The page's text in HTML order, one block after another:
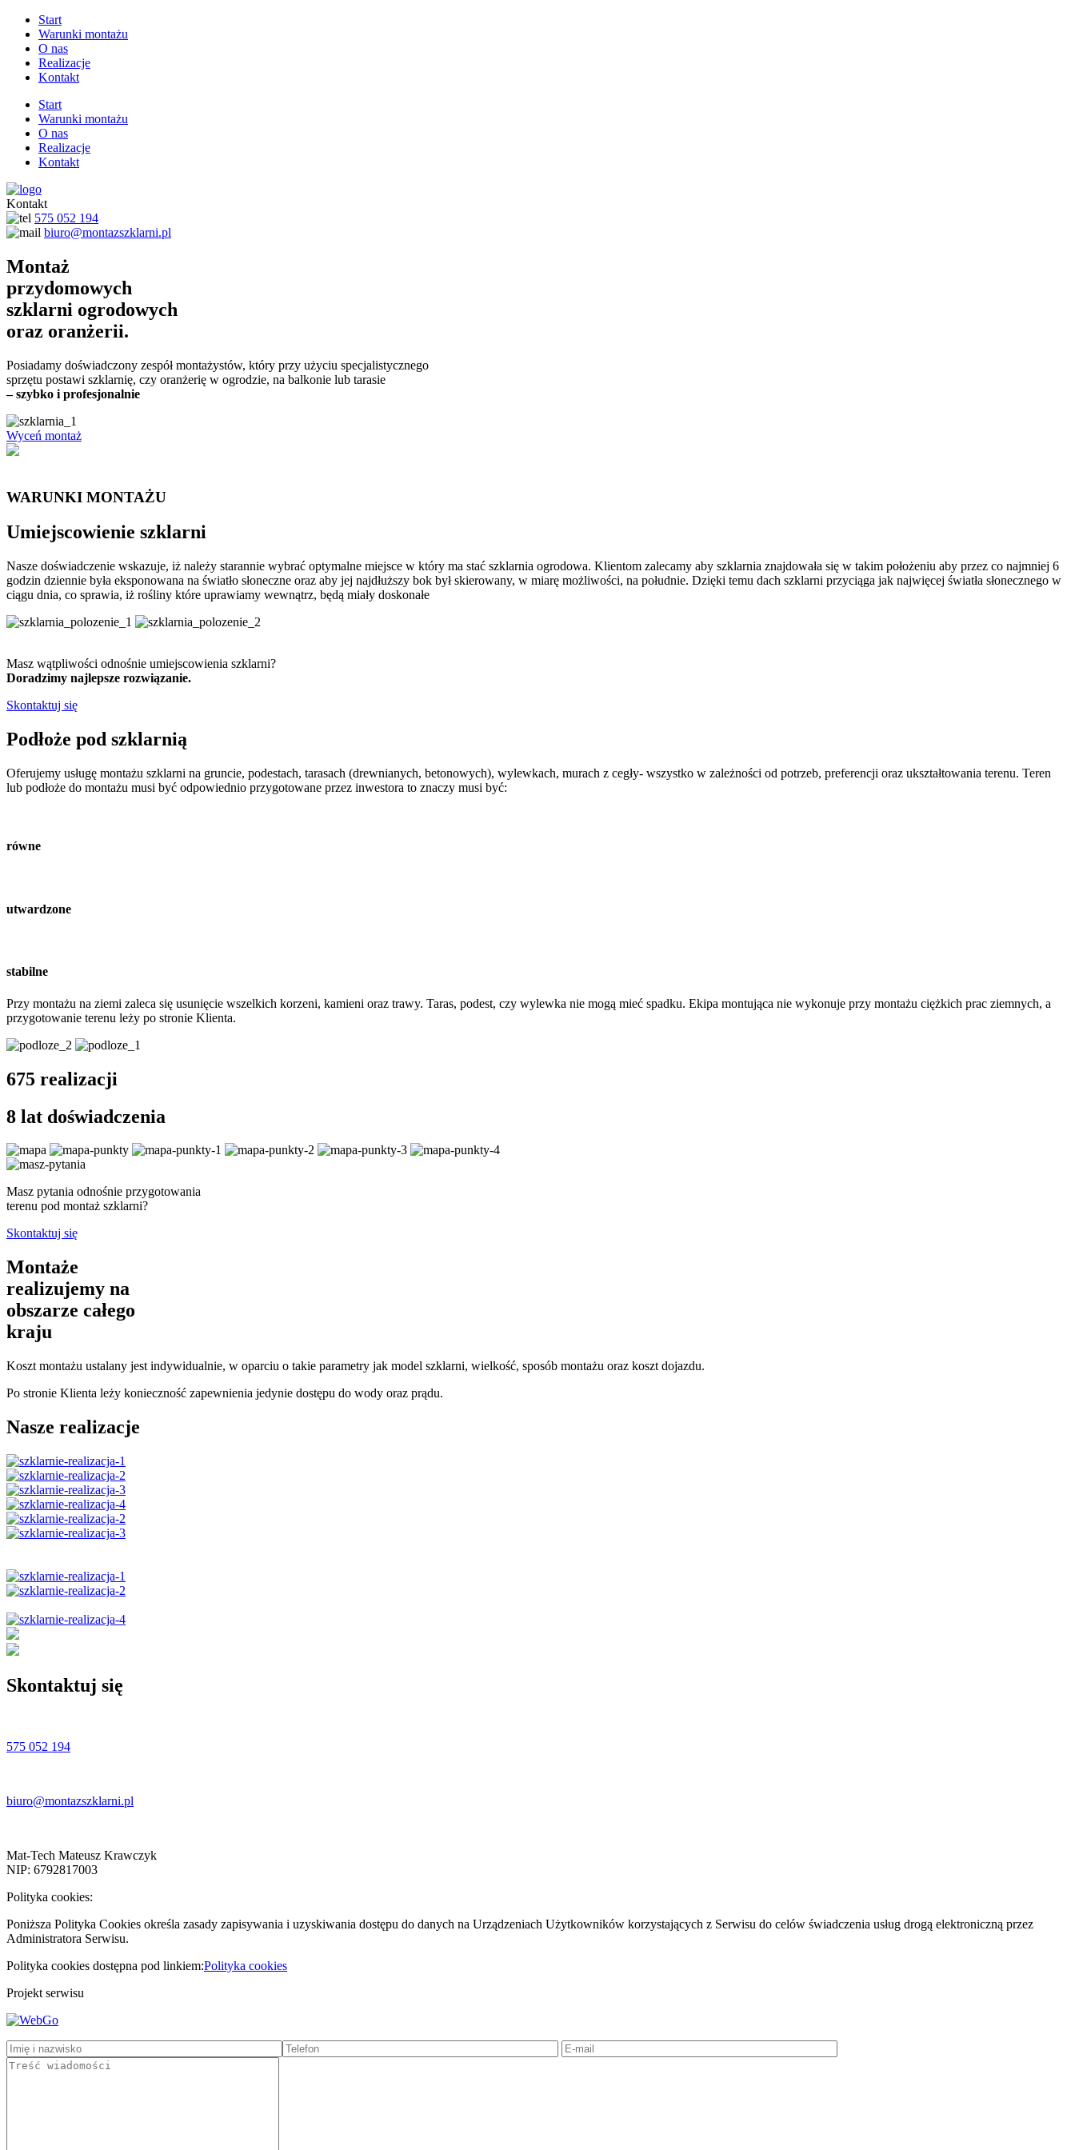
Start
Warunki montażu
O nas
Realizacje
Kontakt
Start
Warunki montażu
O nas
Realizacje
Kontakt
Kontakt
575 052 194
biuro@montazszklarni.pl
Montaż
przydomowych
szklarni ogrodowych
oraz oranżerii.
Posiadamy doświadczony zespół montażystów, który przy użyciu specjalistycznego
sprzętu postawi szklarnię, czy oranżerię w ogrodzie, na balkonie lub tarasie
– szybko i profesjonalnie
Wyceń montaż
WARUNKI MONTAŻU
Umiejscowienie szklarni
Nasze doświadczenie wskazuje, iż należy starannie wybrać optymalne miejsce w który ma stać szklarnia ogrodowa. Klientom zalecamy aby szklarnia znajdowała się w takim położeniu aby przez co najmniej 6
godzin dziennie była eksponowana na światło słoneczne oraz aby jej najdłuższy bok był skierowany, w miarę możliwości, na południe. Dzięki temu dach szklarni przyciąga jak najwięcej światła słonecznego w
ciągu dnia, co sprawia, iż rośliny które uprawiamy wewnątrz, będą miały doskonałe
Masz wątpliwości odnośnie umiejscowienia szklarni?
Doradzimy najlepsze rozwiązanie.
Skontaktuj się
Podłoże pod szklarnią
Oferujemy usługę montażu szklarni na gruncie, podestach, tarasach (drewnianych, betonowych), wylewkach, murach z cegły- wszystko w zależności od potrzeb, preferencji oraz ukształtowania terenu. Teren
lub podłoże do montażu musi być odpowiednio przygotowane przez inwestora to znaczy musi być:
równe
utwardzone
stabilne
Przy montażu na ziemi zaleca się usunięcie wszelkich korzeni, kamieni oraz trawy. Taras, podest, czy wylewka nie mogą mieć spadku. Ekipa montująca nie wykonuje przy montażu ciężkich prac ziemnych, a
przygotowanie terenu leży po stronie Klienta.
675 realizacji
8 lat doświadczenia
Masz pytania odnośnie przygotowania
terenu pod montaż szklarni?
Skontaktuj się
Montaże
realizujemy na
obszarze całego
kraju
Koszt montażu ustalany jest indywidualnie, w oparciu o takie parametry jak model szklarni, wielkość, sposób montażu oraz koszt dojazdu.
Po stronie Klienta leży konieczność zapewnienia jedynie dostępu do wody oraz prądu.
Nasze realizacje
Skontaktuj się
575 052 194
biuro@montazszklarni.pl
Mat-Tech Mateusz Krawczyk
NIP: 6792817003
Polityka cookies:
Poniższa Polityka Cookies określa zasady zapisywania i uzyskiwania dostępu do danych na Urządzeniach Użytkowników korzystających z Serwisu do celów świadczenia usług drogą elektroniczną przez
Administratora Serwisu.
Polityka cookies dostępna pod linkiem:Polityka cookies
Projekt serwisu